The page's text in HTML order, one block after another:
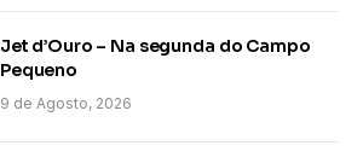
Jet d’Ouro – Na segunda do Campo
Pequeno
9 de Agosto, 2026